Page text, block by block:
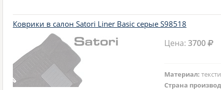
Коврики в салон Satori Liner Basic серые S98518
Цена:3700
Материал:
Страна